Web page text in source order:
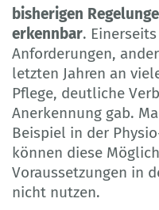
bisherigen
erkennbar.
Anforderungen,
letzten Jahren an
Pflege, deutliche
Anerkennung gab.
Beispiel in der
können diese
Voraussetzungen in
nicht nutzen.